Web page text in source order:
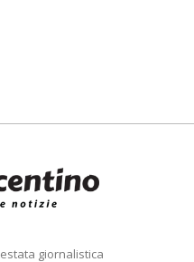
giornalistica